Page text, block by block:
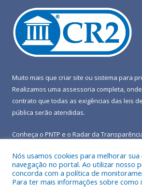
Muito mais que criar site ou sistema para
Realizamos uma assessoria completa,
contrato que todas as exigências das leis
pública serão atendidas.
Conheça o PNTP e o Radar da
Todos os direitos reservados a
Nós usamos cookies para melhorar sua
navegação no portal. Ao utilizar nosso
concorda com a política de
Para ter mais informações sobre como